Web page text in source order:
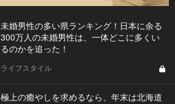
未婚男性の多い県ランキング！日本に余る
300万人の未婚男性は、一体どこに多くい
るのかを追った！
ライフスタイル
極上の癒やしを求めるなら、年末は北海道